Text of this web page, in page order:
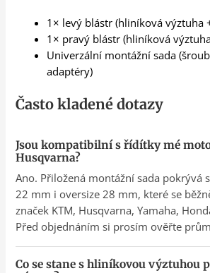
1× levý blástr (hliníková výztuha
1× pravý blástr (hliníková
Univerzální montážní sada
adaptéry)
Často kladené dotazy
Jsou kompatibilní s řídítky mé
Husqvarna?
Ano. Přiložená montážní sada pokrývá
22 mm i oversize 28 mm, které se
značek KTM, Husqvarna, Yamaha,
Před objednáním si prosím ověřte
Co se stane s hliníkovou výztuhou